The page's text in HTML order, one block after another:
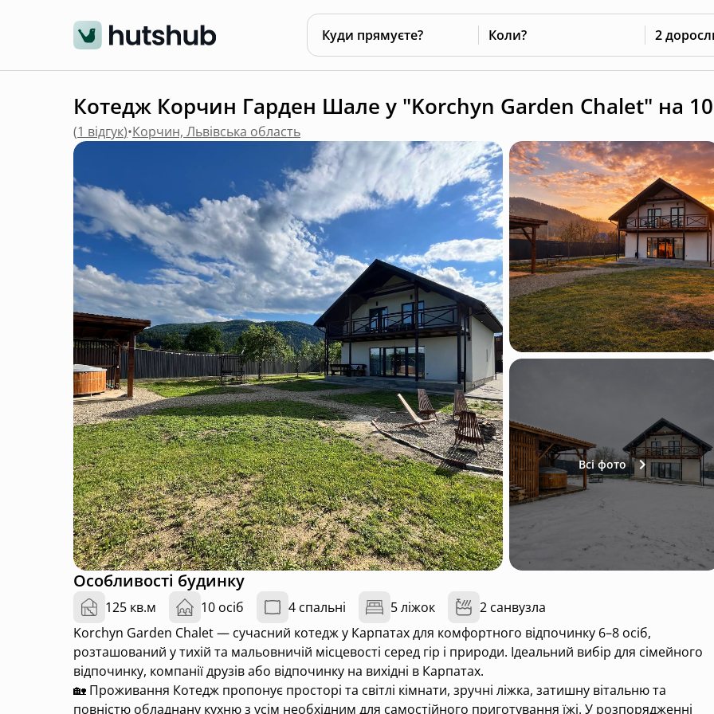
Куди прямуєте? Коли? 2
Котедж Корчин Гарден Шале у "Korchyn Garden Chalet" на 10
(1 відгук)•Корчин, Львівська область
Всі фото
Особливості будинку
125 кв.м 10 осіб 4 спальні 5 ліжок
2 санвузла
Korchyn Garden Chalet — сучасний котедж у Карпатах для комфортного відпочинку 6–8 осіб,
розташований у тихій та мальовничій місцевості серед гір і природи. Ідеальний вибір для сімейного
відпочинку, компанії друзів або відпочинку на вихідні в Карпатах.
🏡 Проживання Котедж пропонує просторі та світлі кімнати, зручні ліжка, затишну вітальню та
повністю обладнану кухню з усім необхідним для самостійного приготування їжі. У розпорядженні